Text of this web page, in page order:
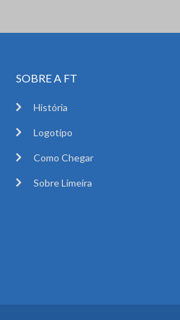
SOBRE A FT
História
Logotipo
Como Chegar
Sobre Limeira